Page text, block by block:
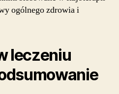
ogólnego zdrowia i
leczeniu